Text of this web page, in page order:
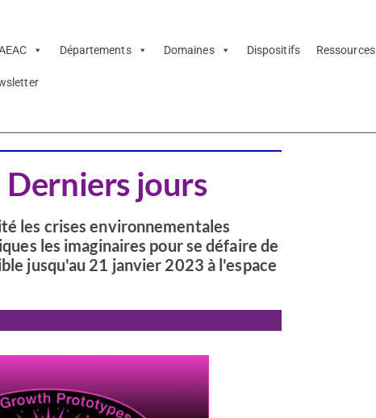
Départements Domaines Dispositifs Ressources
Derniers jours
les crises environnementales
les imaginaires pour se défaire de
jusqu'au 21 janvier 2023 à l'espace